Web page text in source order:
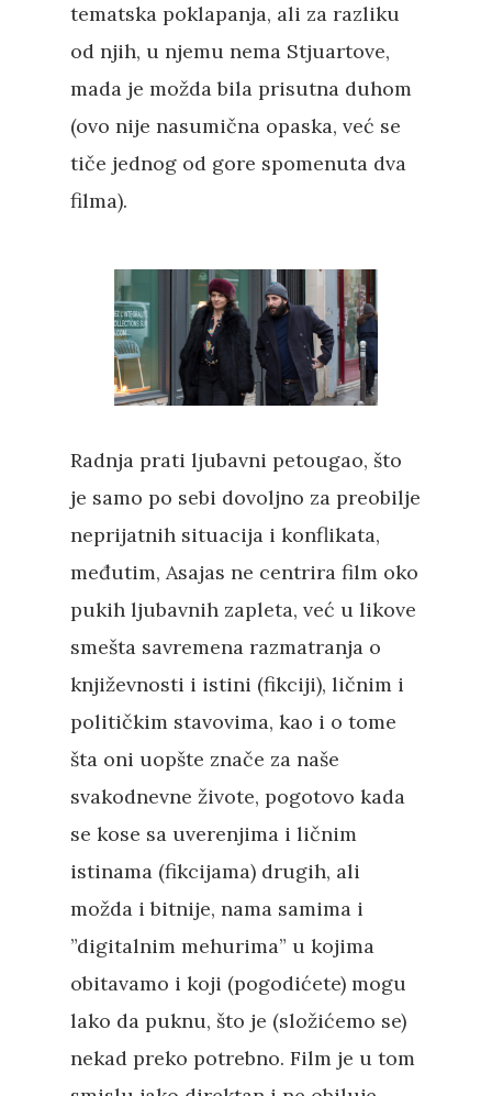
tematska poklapanja, ali za razliku
od njih, u njemu nema Stjuartove,
mada je možda bila prisutna duhom
(ovo nije nasumična opaska, već se
tiče jednog od gore spomenuta dva
filma).
Radnja prati ljubavni petougao, što
je samo po sebi dovoljno za preobilje
neprijatnih situacija i konflikata,
međutim, Asajas ne centrira film oko
pukih ljubavnih zapleta, već u likove
smešta savremena razmatranja o
književnosti i istini (fikciji), ličnim i
političkim stavovima, kao i o tome
šta oni uopšte znače za naše
svakodnevne živote, pogotovo kada
se kose sa uverenjima i ličnim
istinama (fikcijama) drugih, ali
možda i bitnije, nama samima i
”digitalnim mehurima” u kojima
obitavamo i koji (pogodićete) mogu
lako da puknu, što je (složićemo se)
nekad preko potrebno. Film je u tom